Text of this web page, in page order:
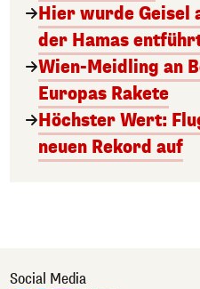
Hier wurde Geisel
der Hamas
Wien-Meidling an
Europas Rakete
Höchster Wert:
neuen Rekord auf
Social Media